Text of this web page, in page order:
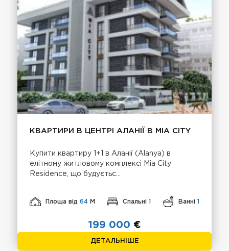
КВАРТИРИ В ЦЕНТРІ АЛАНІЇ В MIA CITY
Купити квартиру 1+1 в Аланії (Alanya) в
елітному житловому комплексі Mia City
Residence, що будуєтьс...
Площа від64 М Спальні 1 Ванні 1
199 000 €
ДЕТАЛЬНІШЕ